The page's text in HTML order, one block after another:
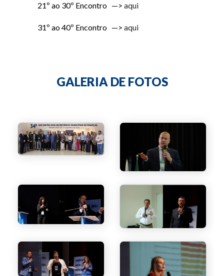
21º ao 30º Encontro —> aqui
31º ao 40º Encontro —> aqui
GALERIA DE FOTOS